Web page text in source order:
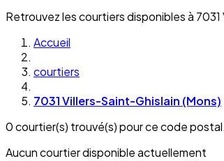
Retrouvez les courtiers disponibles à
Accueil
courtiers
7031 Villers-Saint-Ghislain (Mons)
0 courtier(s) trouvé(s) pour ce code postal.
Aucun courtier disponible actuellement